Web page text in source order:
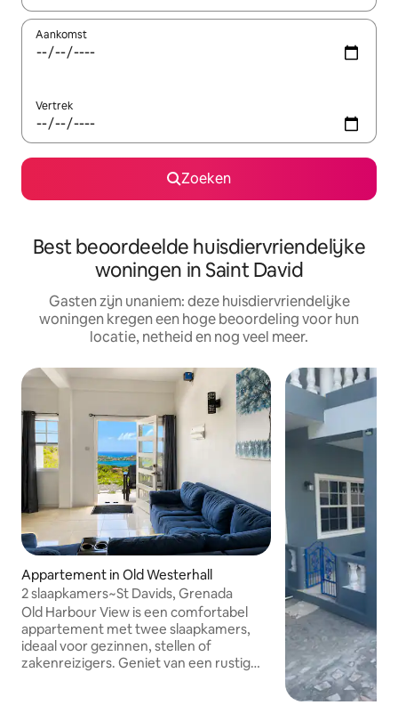
Aankomst
Vertrek
Zoeken
Best beoordeelde huisdiervriendelijke
woningen in Saint David
Gasten zijn unaniem: deze huisdiervriendelijke
woningen kregen een hoge beoordeling voor hun
locatie, netheid en nog veel meer.
Appartement in Old Westerhall
2 slaapkamers~St Davids, Grenada
Old Harbour View is een comfortabel
appartement met twee slaapkamers,
ideaal voor gezinnen, stellen of
zakenreizigers. Geniet van een rustig